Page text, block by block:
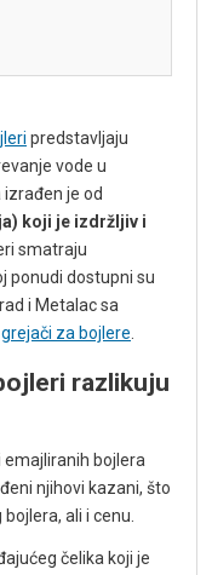
predstavljaju
vode u
je od
koji je izdržljiv i
smatraju
ponudi dostupni su
i Metalac sa
grejači za bojlere.
razlikuju
bojlera
njihovi kazani, što
ali i cenu.
čelika koji je